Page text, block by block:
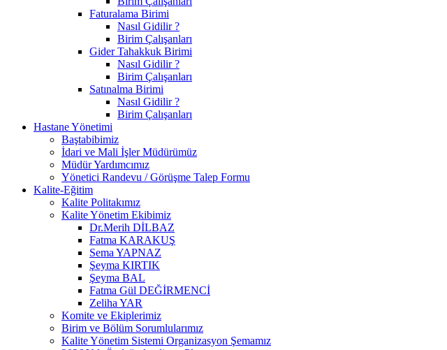
Faturalama Birimi
Nasıl Gidilir ?
Birim Çalışanları
Gider Tahakkuk Birimi
Nasıl Gidilir ?
Birim Çalışanları
Satınalma Birimi
Nasıl Gidilir ?
Birim Çalışanları
Hastane Yönetimi
Baştabibimiz
İdari ve Mali İşler Müdürümüz
Müdür Yardımcımız
Yönetici Randevu / Görüşme Talep Formu
Kalite-Eğitim
Kalite Politakımız
Kalite Yönetim Ekibimiz
Dr.Merih DİLBAZ
Fatma KARAKUŞ
Sema YAPNAZ
Şeyma KIRTIK
Şeyma BAL
Fatma Gül DEĞİRMENCİ
Zeliha YAR
Komite ve Ekiplerimiz
Birim ve Bölüm Sorumlularımız
Kalite Yönetim Sistemi Organizasyon Şemamız